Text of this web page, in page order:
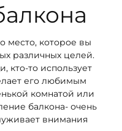
место, которое вы
различных целей.
кто-то использует
его любимым
комнатой или
балкона- очень
внимания